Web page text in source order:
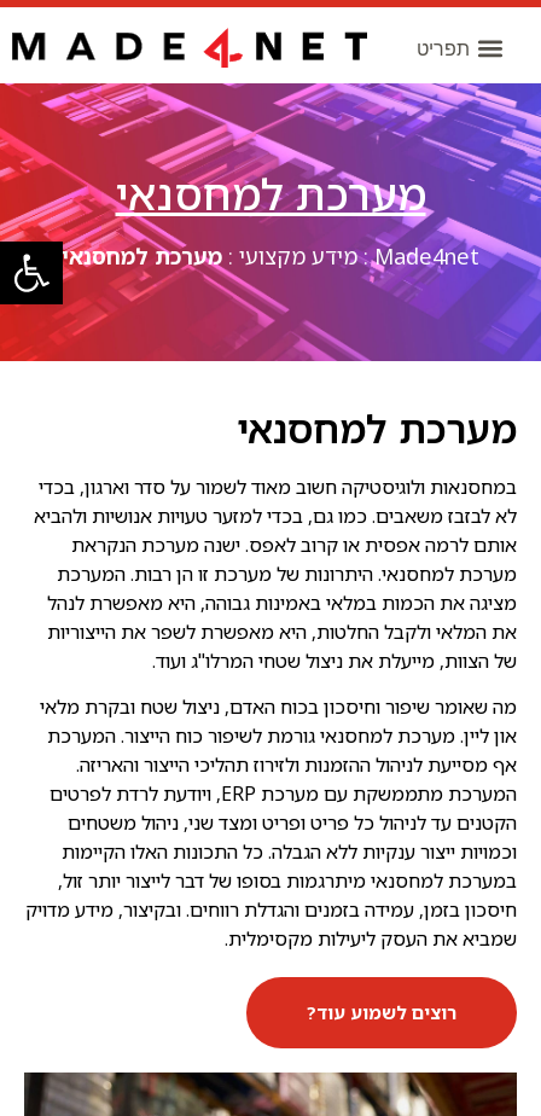
פתח
מערכת למחסנאי
Made4net
:מידע מקצועי : מערכת למחסנאי
מערכת למחסנאי
במחסנאות ולוגיסטיקה חשוב מאוד לשמור על סדר וארגון, בכדי
לא לבזבז משאבים. כמו גם, בכדי למזער טעויות אנושיות ולהביא
אותם לרמה אפסית או קרוב לאפס. ישנה מערכת הנקראת
מערכת למחסנאי. היתרונות של מערכת זו הן רבות. המערכת
מציגה את הכמות במלאי באמינות גבוהה, היא מאפשרת לנהל
את המלאי ולקבל החלטות, היא מאפשרת לשפר את הייצוריות
של הצוות, מייעלת את ניצול שטחי המרלו"ג ועוד.
מה שאומר שיפור וחיסכון בכוח האדם, ניצול שטח ובקרת מלאי
און ליין. מערכת למחסנאי גורמת לשיפור כוח הייצור. המערכת
אף מסייעת לניהול ההזמנות ולזירוז תהליכי הייצור והאריזה.
המערכת מתממשקת עם מערכת ERP, ויודעת לרדת לפרטים
הקטנים עד לניהול כל פריט ופריט ומצד שני, ניהול משטחים
וכמויות ייצור ענקיות ללא הגבלה. כל התכונות האלו הקיימות
במערכת למחסנאי מיתרגמות בסופו של דבר לייצור יותר זול,
חיסכון בזמן, עמידה בזמנים והגדלת רווחים. ובקיצור, מידע מדויק
שמביא את העסק ליעילות מקסימלית.
רוצים לשמוע עוד?